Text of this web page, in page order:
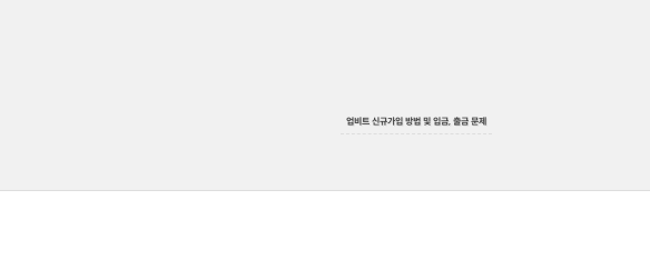
업비트 신규가입 방법 및 입금, 출금 문제